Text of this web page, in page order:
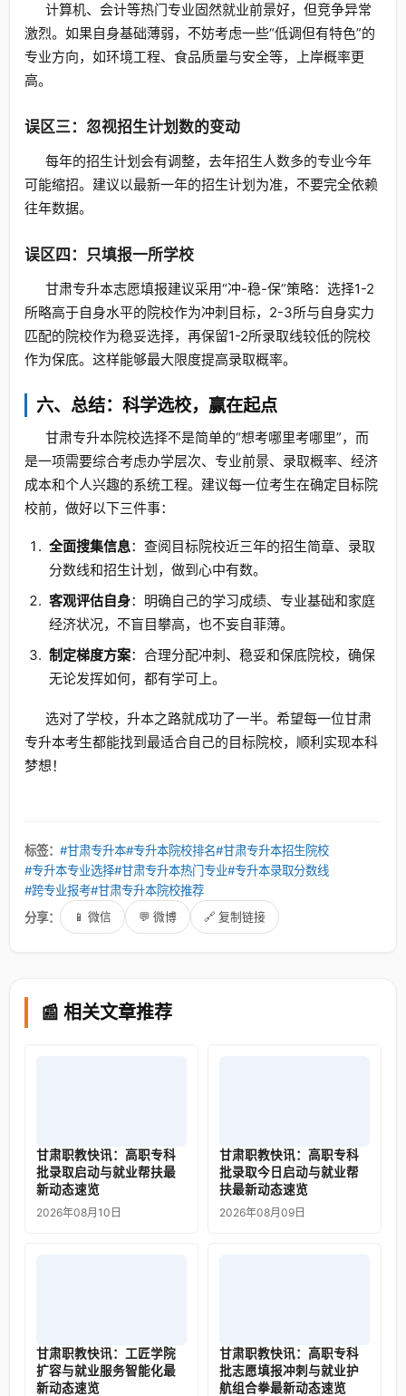
计算机、会计等热门专业固然就业前景好，但竞争异常
激烈。如果自身基础薄弱，不妨考虑一些“低调但有特色”的
专业方向，如环境工程、食品质量与安全等，上岸概率更
高。
误区三：忽视招生计划数的变动
每年的招生计划会有调整，去年招生人数多的专业今年
可能缩招。建议以最新一年的招生计划为准，不要完全依赖
往年数据。
误区四：只填报一所学校
甘肃专升本志愿填报建议采用“冲-稳-保”策略：选择1-2
所略高于自身水平的院校作为冲刺目标，2-3所与自身实力
匹配的院校作为稳妥选择，再保留1-2所录取线较低的院校
作为保底。这样能够最大限度提高录取概率。
六、总结：科学选校，赢在起点
甘肃专升本院校选择不是简单的“想考哪里考哪里”，而
是一项需要综合考虑办学层次、专业前景、录取概率、经济
成本和个人兴趣的系统工程。建议每一位考生在确定目标院
校前，做好以下三件事：
全面搜集信息：查阅目标院校近三年的招生简章、录取
分数线和招生计划，做到心中有数。
客观评估自身：明确自己的学习成绩、专业基础和家庭
经济状况，不盲目攀高，也不妄自菲薄。
制定梯度方案：合理分配冲刺、稳妥和保底院校，确保
无论发挥如何，都有学可上。
选对了学校，升本之路就成功了一半。希望每一位甘肃
专升本考生都能找到最适合自己的目标院校，顺利实现本科
梦想！
标签： #甘肃专升本#专升本院校排名#甘肃专升本招生院校
#专升本专业选择#甘肃专升本热门专业#专升本录取分数线
#跨专业报考#甘肃专升本院校推荐
分享：
📱 微信 💬 微博 🔗 复制链接
📰 相关文章推荐
甘肃职教快讯：高职专科
批录取启动与就业帮扶最
新动态速览
2026年08月10日
甘肃职教快讯：高职专科
批录取今日启动与就业帮
扶最新动态速览
2026年08月09日
甘肃职教快讯：工匠学院
扩容与就业服务智能化最
新动态速览
甘肃职教快讯：高职专科
批志愿填报冲刺与就业护
航组合拳最新动态速览